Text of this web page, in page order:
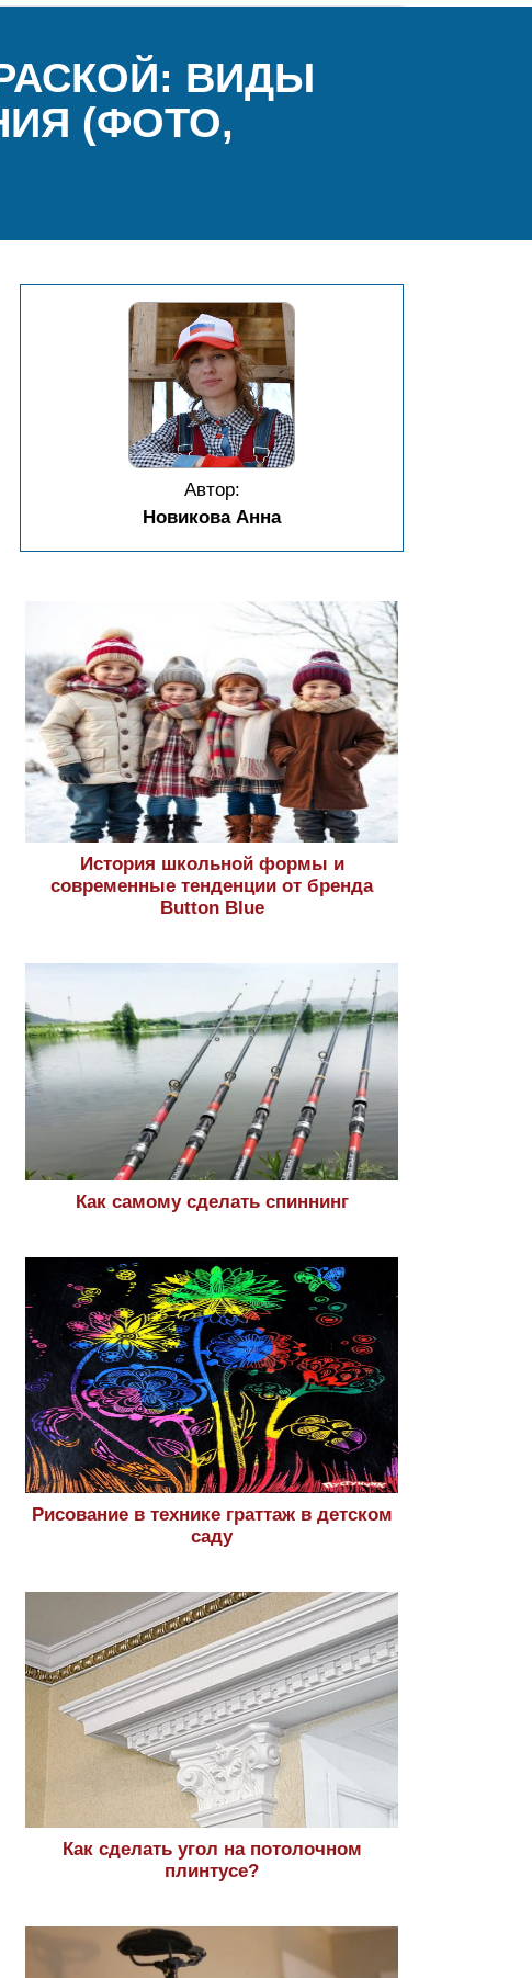
ВИДЫ
(ФОТО,
Автор:
Новикова Анна
История школьной формы и
современные тенденции от бренда
Button Blue
Как самому сделать спиннинг
Рисование в технике граттаж в детском
саду
Как сделать угол на потолочном
плинтусе?